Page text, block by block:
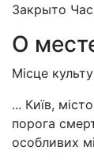
Закрыто
О
Місце
... Київ,
порога
особливих